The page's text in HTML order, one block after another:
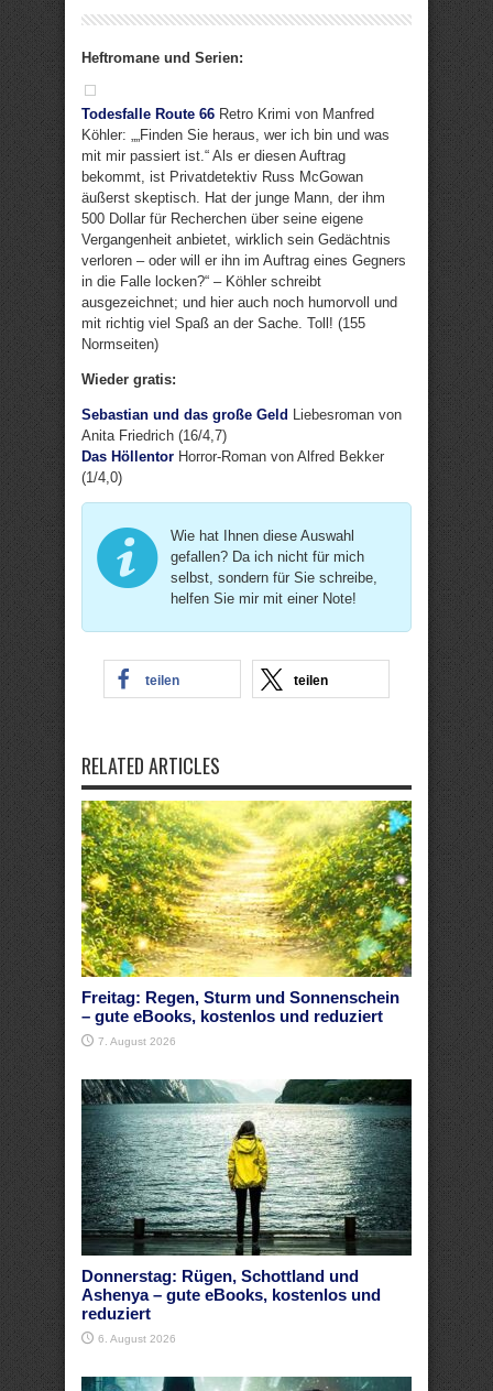
Heftromane und Serien:
Todesfalle Route 66 Retro Krimi von Manfred
Köhler: „„Finden Sie heraus, wer ich bin und was
mit mir passiert ist.“ Als er diesen Auftrag
bekommt, ist Privatdetektiv Russ McGowan
äußerst skeptisch. Hat der junge Mann, der ihm
500 Dollar für Recherchen über seine eigene
Vergangenheit anbietet, wirklich sein Gedächtnis
verloren – oder will er ihn im Auftrag eines Gegners
in die Falle locken?“ – Köhler schreibt
ausgezeichnet; und hier auch noch humorvoll und
mit richtig viel Spaß an der Sache. Toll! (155
Normseiten)
Wieder gratis:
Sebastian und das große Geld Liebesroman von
Anita Friedrich (16/4,7)
Das Höllentor Horror-Roman von Alfred Bekker
(1/4,0)
Wie hat Ihnen diese Auswahl
gefallen? Da ich nicht für mich
selbst, sondern für Sie schreibe,
helfen Sie mir mit einer Note!
teilen teilen
RELATED ARTICLES
Freitag: Regen, Sturm und Sonnenschein
– gute eBooks, kostenlos und reduziert
7. August 2026
Donnerstag: Rügen, Schottland und
Ashenya – gute eBooks, kostenlos und
reduziert
6. August 2026